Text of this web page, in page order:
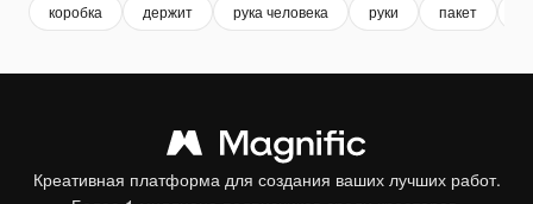
коробка держит рука человека руки пакет
Креативная платформа для создания ваших лучших работ.